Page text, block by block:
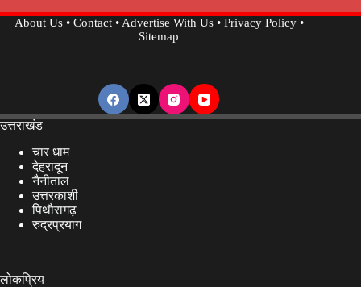
About Us• Contact•Advertise With Us• Privacy Policy•
Sitemap
उत्तराखंड
चार धाम
देहरादून
नैनीताल
उत्तरकाशी
पिथौरागढ़
रुद्रप्रयाग
लोकप्रिय